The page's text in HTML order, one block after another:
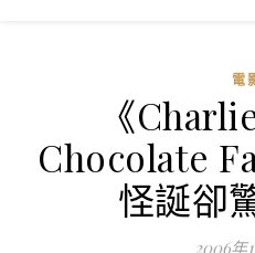
電
《
Chocolate
怪誕卻
2006年